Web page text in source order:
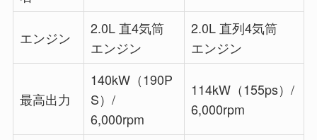
エンジン
2.0L 直4気筒
エンジン
2.0L 直列4気筒
エンジン
最高出力
140kW（190P
S）/
6,000rpm
114kW（155ps）/
6,000rpm